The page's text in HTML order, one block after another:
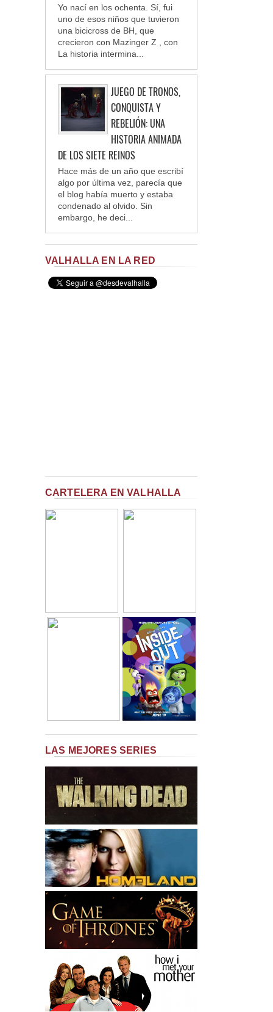
Yo nací en los ochenta. Sí, fui
uno de esos niños que tuvieron
una bicicross de BH, que
crecieron con Mazinger Z , con
La historia intermina...
JUEGO DE TRONOS,
CONQUISTA Y
REBELIÓN: UNA
HISTORIA ANIMADA
DE LOS SIETE REINOS
Hace más de un año que escribí
algo por última vez, parecía que
el blog había muerto y estaba
condenado al olvido. Sin
embargo, he deci...
VALHALLA EN LA RED
CARTELERA EN VALHALLA
LAS MEJORES SERIES